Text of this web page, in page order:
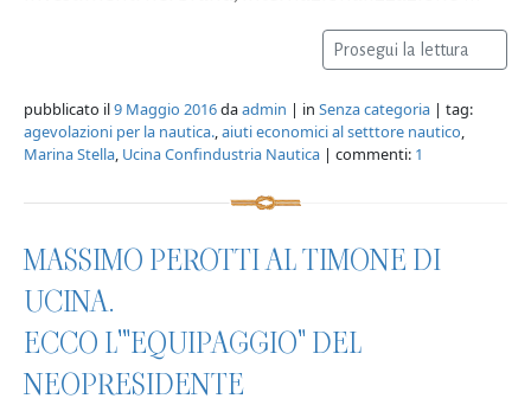
Prosegui la lettura
pubblicato il9 Maggio 2016daadmin | in Senza categoria | tag:
agevolazioni per la nautica.,aiuti economici al setttore nautico,
Marina Stella, Ucina Confindustria Nautica | commenti: 1
MASSIMO PEROTTI AL TIMONE DI
UCINA.
ECCO L'"EQUIPAGGIO" DEL
NEOPRESIDENTE